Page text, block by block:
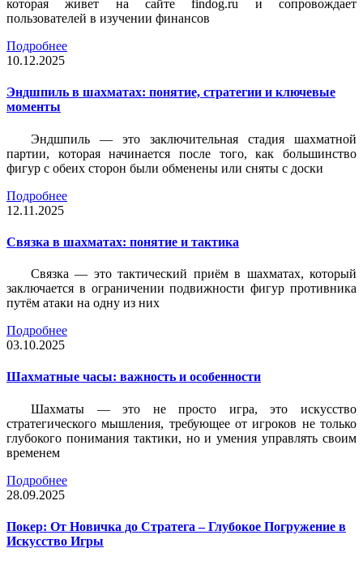
которая живет на сайте findog.ru и сопровождает
пользователей в изучении финансов
Подробнее
10.12.2025
Эндшпиль в шахматах: понятие, стратегии и ключевые
моменты
Эндшпиль — это заключительная стадия шахматной
партии, которая начинается после того, как большинство
фигур с обеих сторон были обменены или сняты с доски
Подробнее
12.11.2025
Связка в шахматах: понятие и тактика
Связка — это тактический приём в шахматах, который
заключается в ограничении подвижности фигур противника
путём атаки на одну из них
Подробнее
03.10.2025
Шахматные часы: важность и особенности
Шахматы — это не просто игра, это искусство
стратегического мышления, требующее от игроков не только
глубокого понимания тактики, но и умения управлять своим
временем
Подробнее
28.09.2025
Покер: От Новичка до Стратега – Глубокое Погружение в
Искусство Игры